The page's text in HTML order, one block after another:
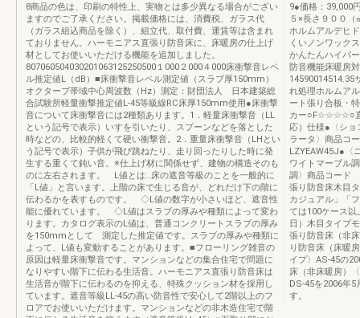
8商品の色は、印刷の特性上、実物とは多少異なる場合がござい
ますのでご了承ください。掲載価格には、消費税、ガラス代
（ガラス組込商品を除く）、組立代、取付費、運賃等は含まれ
ておりません。ハーモニアス直張り防音床に、床暖房の仕上げ
材としてお使いいただける機能を追加しました。
807060504030201063125250500１000２000４000床衝撃音レベ
ル推定値L（dB）■床衝撃音レベル測定値（スラブ厚150mm）
オクターブ帯域中心周波数（Hz）測定：財団法人 日本建築総
合試験所軽量衝撃推定値L-45等級線RC床厚150mm使用●床衝撃
音について床衝撃音には2種類あります。1．軽量床衝撃音（LL
という記号で表示）いすを引いたり、スプーンなどを落とした
時などの、比較的軽くて硬い衝撃音。2．重量床衝撃音（LHとい
う記号で表示）子供が飛び跳ねたり、走り回ったりした時に発
生する重くて鈍い音。※仕上げ材に関係せず、建物の構造そのも
のに左右されます。 L値とは…床の遮音等級のことを一般的に
「L値」と言います。上階の床で生じる音が、どれだけ下の階に
伝わるかを表すものです。 ◇L値の数字が小さいほど、遮音性
能に優れています。 ◇L値はスラブの厚みや種類によって変わ
ります。カタログ表示のL値は、普通コンクリートスラブの厚み
を150mmとして 測定した推定値です。スラブの厚みや種類に
よって、L値も変動することがあります。■フローリング雑音の
原因は軽量床衝撃音です。マンションなどの集合住宅で問題に
なりやすい階下に伝わる生活音。ハーモニアス直張り防音床は
生活音が階下に伝わるのを抑える、特殊クッション材を採用し
ています。遮音等級LL-45の高い防音性で安心して2階以上のフ
ロアでお使いいただけます。マンションなどの非木造住宅で階
9●価格：39,000
５×長さ９００
ホルムアルデヒ
くいノンワック
かんたんハイパ
防音機能床暖房
14590014514.35
れ処理ホルムア
ート張り合板・
カー○F☆☆☆☆○直
応）仕様●〈シ
ラータ〉商品コ
LZYEAW45J●〈
ワイトマーブル
調〉商品コード
張り防音床木目
カジュアル」「
ては100ケース以
日）木目タイプ
張り防音床（非
り防音床（床暖
イプ〉AS-45の
床（非床暖房）
DS-45を2006年5
す。